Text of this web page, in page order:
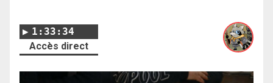
1:33:34
Accès direct